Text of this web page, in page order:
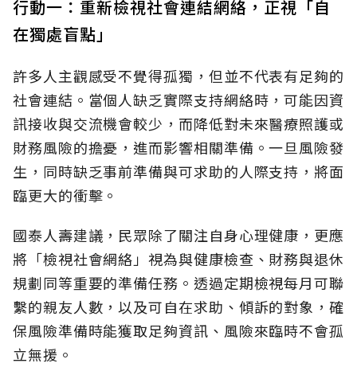
行動一：重新檢視社會連結網絡，正視「自
在獨處盲點」
許多人主觀感受不覺得孤獨，但並不代表有足夠的
社會連結。當個人缺乏實際支持網絡時，可能因資
訊接收與交流機會較少，而降低對未來醫療照護或
財務風險的擔憂，進而影響相關準備。一旦風險發
生，同時缺乏事前準備與可求助的人際支持，將面
臨更大的衝擊。
國泰人壽建議，民眾除了關注自身心理健康，更應
將「檢視社會網絡」視為與健康檢查、財務與退休
規劃同等重要的準備任務。透過定期檢視每月可聯
繫的親友人數，以及可自在求助、傾訴的對象，確
保風險準備時能獲取足夠資訊、風險來臨時不會孤
立無援。